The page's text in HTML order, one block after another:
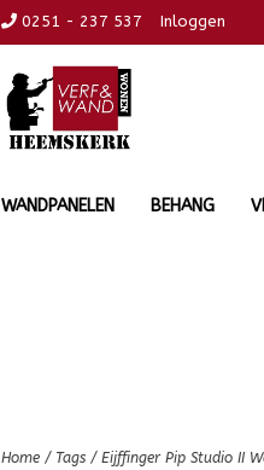
0251 - 237 537 Inloggen
WANDPANELEN BEHANG
Home / Tags / Eijffinger Pip Studio II